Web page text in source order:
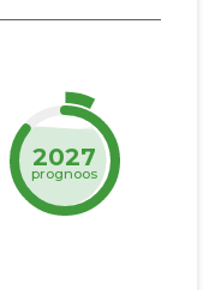
2027
prognoos